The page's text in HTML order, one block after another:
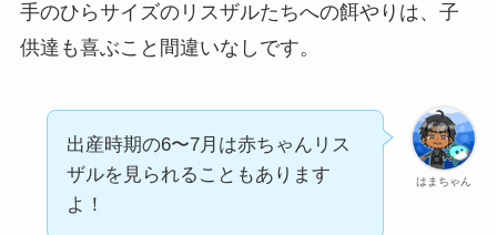
手のひらサイズのリスザルたちへの餌やりは、子
供達も喜ぶこと間違いなしです。
はまちゃん
出産時期の6〜7月は赤ちゃんリス
ザルを見られることもあります
よ！